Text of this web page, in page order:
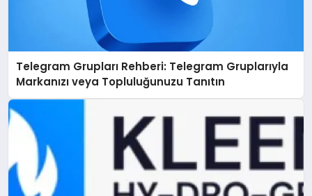
Telegram Grupları Rehberi: Telegram Gruplarıyla
Markanızı veya Topluluğunuzu Tanıtın